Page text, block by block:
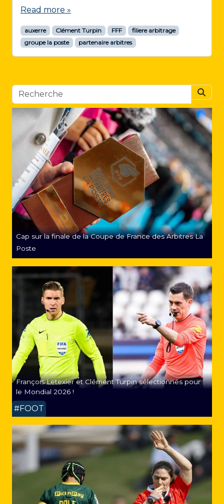
Read more »
auxerre Clément Turpin FFF
filiere arbitrage
groupe la poste
partenaire arbitres
Cap sur la finale de la Coupe de France des Arbitres La
Poste
François Letexier et Clément Turpin sélectionnés pour
le Mondial 2026 !
#FOOT